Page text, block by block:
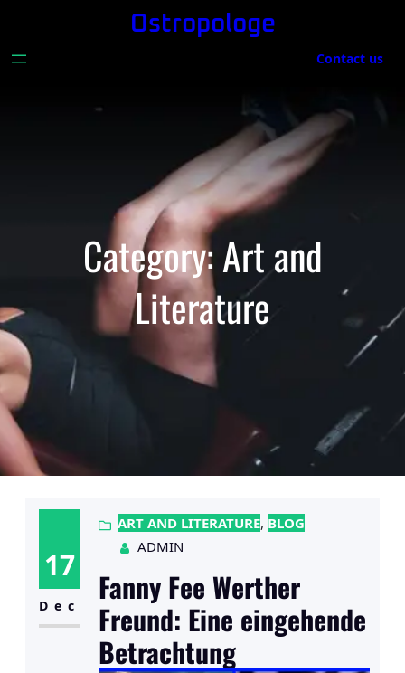
content
Ostropologe
Contact us
Category:Art and
Literature
17
Dec
ART AND LITERATURE, BLOG
ADMIN
Fanny Fee Werther
Freund: Eine eingehende
Betrachtung